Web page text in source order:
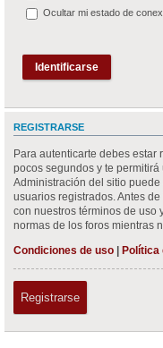
Ocultar mi estado de
REGISTRARSE
Para autenticarte debes estar
pocos segundos y te
Administración del sitio
usuarios registrados. Antes
con nuestros términos de uso
normas de los foros mientras
Condiciones de uso
Política
Registrarse